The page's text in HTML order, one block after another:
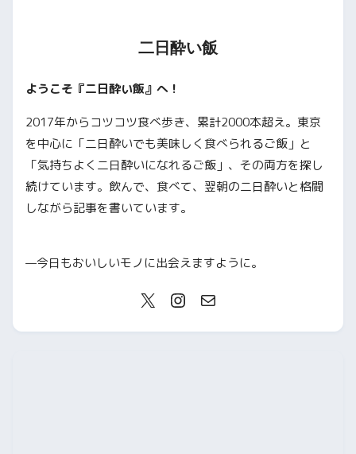
二日酔い飯
ようこそ『二日酔い飯』へ！
2017年からコツコツ食べ歩き、累計2000本超え。東京
を中心に「二日酔いでも美味しく食べられるご飯」と
「気持ちよく二日酔いになれるご飯」、その両方を探し
続けています。飲んで、食べて、翌朝の二日酔いと格闘
しながら記事を書いています。
—今日もおいしいモノに出会えますように。